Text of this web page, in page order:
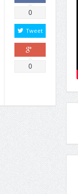
Comparte
0
Tweet
Comparte
0